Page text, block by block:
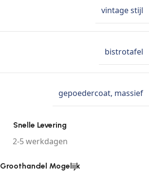
vintage stijl
bistrotafel
gepoedercoat, massief
Snelle Levering
2-5 werkdagen
Groothandel Mogelijk